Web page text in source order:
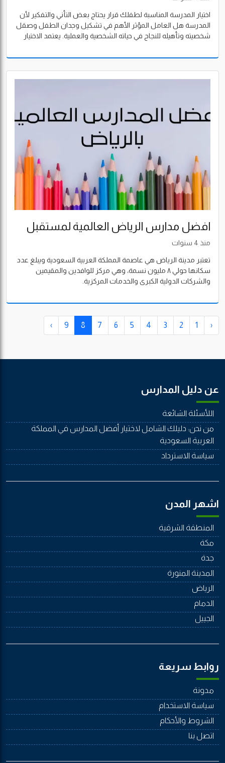
اختيار المدرسة المناسبة لطفلك قرار يحتاج بعض التأني والتفكير لأن
المدرسة هل العامل المؤثر الأهم في تشكيل وجدان الطفل وصقل
شخصيته وتأهيله للنجاح في حياته الشخصية والعملية. يعتمد الاختيار
والأم / الأب.
افضل مدارس الرياض العالمية لمستقبل
أولادك
منذ 4 سنوات
تعتبر مدينة الرياض هي عاصمة المملكة العربية السعودية ويبلغ عدد
سكانها حولي ٨ مليون نسمة، وهي مركز للوافدين والمقيمين
والشركات الدولية الكبرى والخدمات المركزية.
‹
1
2
3
4
5
6
7
8
9
›
عن دليل المدارس
اللأسئلة الشائعة
من نحن: دليلك الشامل لاختيار أفضل المدارس في المملكة
العربية السعودية
سياسة الاسترداد
اشهر المدن
المنطقة الشرقية
مكة
جدة
المدينة المنورة
الرياض
الدمام
الجييل
روابط سريعة
مدونة
سياسة الاستخدام
الشروط والأحكام
اتصل بنا